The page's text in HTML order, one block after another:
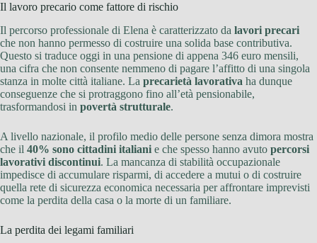
Il lavoro precario come fattore di rischio
Il percorso professionale di Elena è caratterizzato da lavori precari
che non hanno permesso di costruire una solida base contributiva.
Questo si traduce oggi in una pensione di appena 346 euro mensili,
una cifra che non consente nemmeno di pagare l’affitto di una singola
stanza in molte città italiane. La precarietà lavorativa ha dunque
conseguenze che si protraggono fino all’età pensionabile,
trasformandosi in povertà strutturale.
A livello nazionale, il profilo medio delle persone senza dimora mostra
che il 40% sono cittadini italiani e che spesso hanno avuto percorsi
lavorativi discontinui. La mancanza di stabilità occupazionale
impedisce di accumulare risparmi, di accedere a mutui o di costruire
quella rete di sicurezza economica necessaria per affrontare imprevisti
come la perdita della casa o la morte di un familiare.
La perdita dei legami familiari